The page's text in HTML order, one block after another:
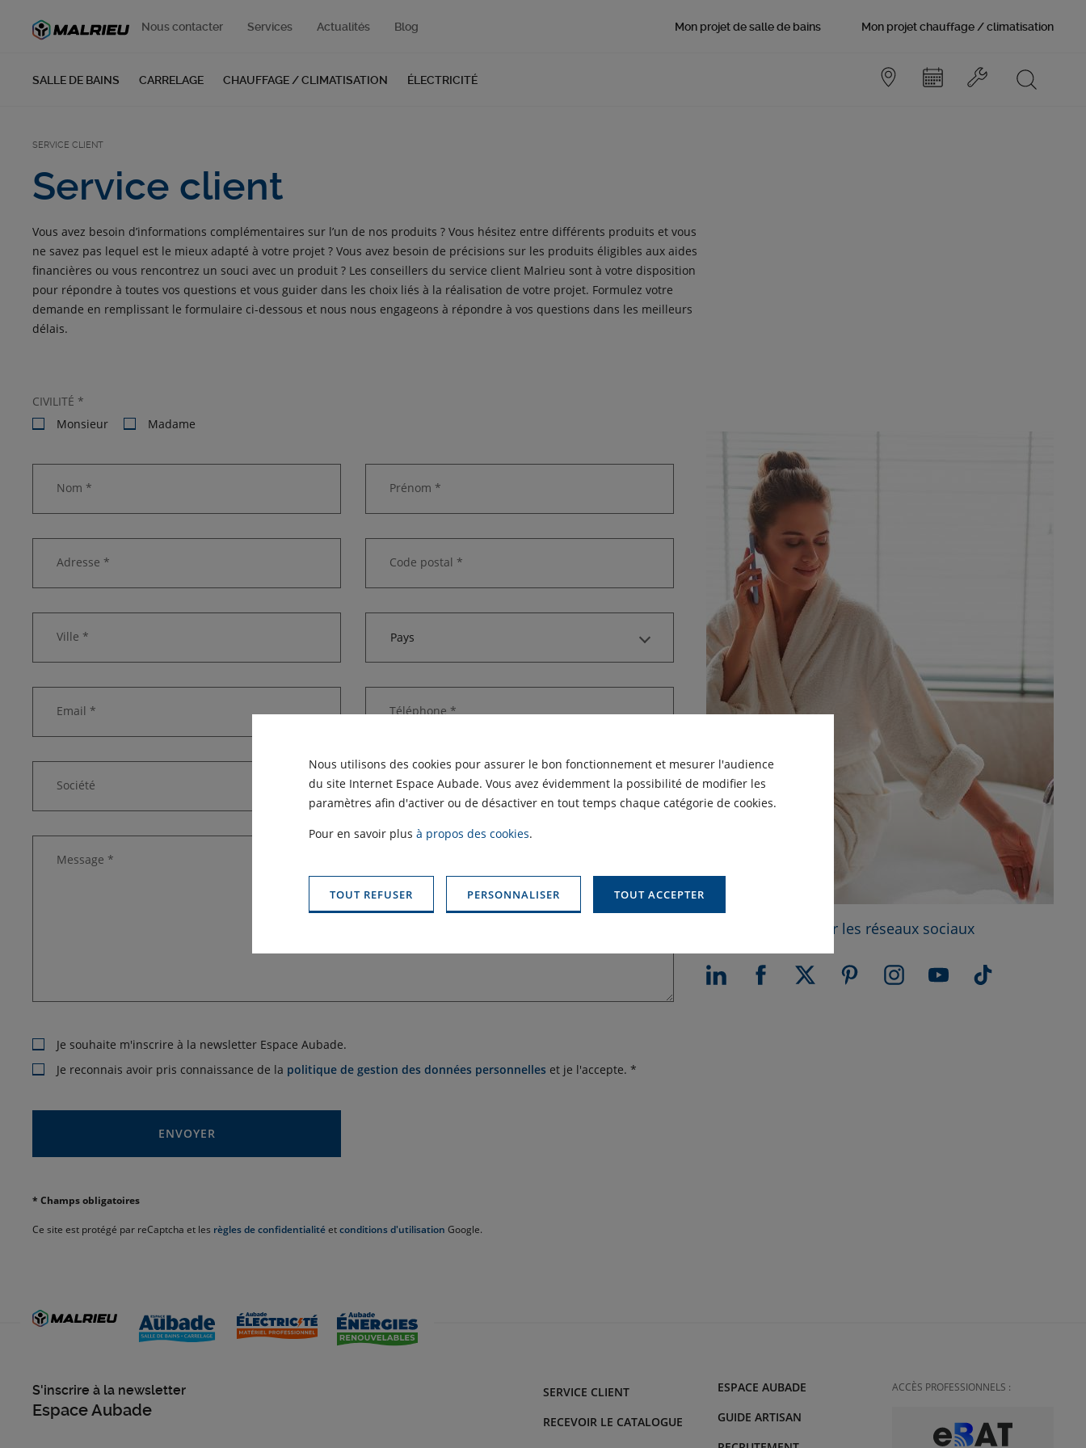
SALLE DE BAINS CARRELAGE CHAUFFAGE / CLIMATISATION ÉLECTRICITÉ
Mon projet de salle de bains Mon projet chauffage / climatisation
Nous contacter Services Actualités Blog
SERVICE CLIENT
Service client
Vous avez besoin d’informations complémentaires sur l’un de nos produits ? Vous hésitez entre différents produits et vous
ne savez pas lequel est le mieux adapté à votre projet ? Vous avez besoin de précisions sur les produits éligibles aux aides
financières ou vous rencontrez un souci avec un produit ? Les conseillers du service client Malrieu sont à votre disposition
pour répondre à toutes vos questions et vous guider dans les choix liés à la réalisation de votre projet. Formulez votre
demande en remplissant le formulaire ci-dessous et nous nous engageons à répondre à vos questions dans les meilleurs
délais.
CIVILITÉ *
Monsieur
Madame
Nom * Prénom *
Adresse * Code postal *
Ville * Pays
Email * Téléphone *
Société Objet
Message *
Je souhaite m'inscrire à la newsletter Espace Aubade.
Je reconnais avoir pris connaissance de la politique de gestion des données personnelles et je l'accepte. *
ENVOYER
* Champs obligatoires
Ce site est protégé par reCaptcha et les règles de confidentialitéetconditions d'utilisation Google.
Retrouvez-nous sur les réseaux sociaux
S'inscrire à la newsletter
Espace Aubade
SERVICE CLIENT
RECEVOIR LE CATALOGUE
ESPACE AUBADE
GUIDE ARTISAN
ACCÈS PROFESSIONNELS :
Nous utilisons des cookies pour assurer le bon fonctionnement et mesurer l'audience
du site Internet Espace Aubade. Vous avez évidemment la possibilité de modifier les
paramètres afin d'activer ou de désactiver en tout temps chaque catégorie de cookies.
Pour en savoir plus à propos des cookies.
TOUT ACCEPTER
PERSONNALISER
TOUT REFUSER